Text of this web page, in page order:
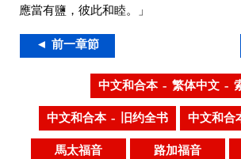
應當有鹽，彼此和睦。」
◄ 前一章節
中文和合本 – 繁体中文 –
中文和合本 – 旧约全书 中文和合
馬太福音 路加福音